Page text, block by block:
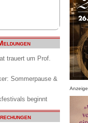
trauert um Prof.
Sommerpause &
beginnt
Anzeige